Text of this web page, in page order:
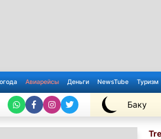
Авиарейсы Деньги NewsTube Туризм
Баку
+27℃